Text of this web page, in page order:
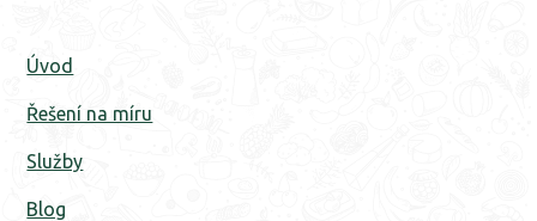
Úvod
Řešení na míru
Služby
Blog